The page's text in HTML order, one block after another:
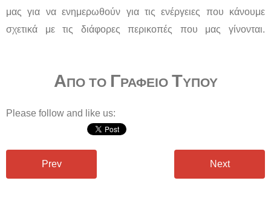
μας για να ενημερωθούν για τις ενέργειες που κάνουμε
σχετικά με τις διάφορες περικοπές που μας γίνονται.
ΑΠΟ ΤΟ ΓΡΑΦΕΙΟ ΤΥΠΟΥ
Please follow and like us:
Prev Next